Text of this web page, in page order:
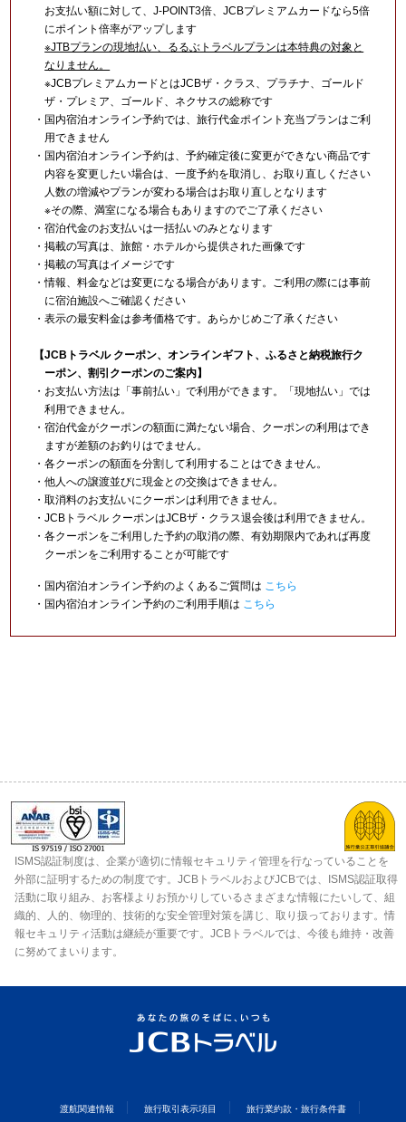
お支払い額に対して、J-POINT3倍、JCBプレミアムカードなら5倍
にポイント倍率がアップします
※JTBプランの現地払い、るるぶトラベルプランは本特典の対象と
なりません。
※JCBプレミアムカードとはJCBザ・クラス、プラチナ、ゴールド
ザ・プレミア、ゴールド、ネクサスの総称です
・国内宿泊オンライン予約では、旅行代金ポイント充当プランはご利
用できません
・国内宿泊オンライン予約は、予約確定後に変更ができない商品です
内容を変更したい場合は、一度予約を取消し、お取り直しください
人数の増減やプランが変わる場合はお取り直しとなります
※その際、満室になる場合もありますのでご了承ください
・宿泊代金のお支払いは一括払いのみとなります
・掲載の写真は、旅館・ホテルから提供された画像です
・掲載の写真はイメージです
・情報、料金などは変更になる場合があります。ご利用の際には事前
に宿泊施設へご確認ください
・表示の最安料金は参考価格です。あらかじめご了承ください
【JCBトラベル クーポン、オンラインギフト、ふるさと納税旅行ク
ーポン、割引クーポンのご案内】
・お支払い方法は「事前払い」で利用ができます。「現地払い」では
利用できません。
・宿泊代金がクーポンの額面に満たない場合、クーポンの利用はでき
ますが差額のお釣りはでません。
・各クーポンの額面を分割して利用することはできません。
・他人への譲渡並びに現金との交換はできません。
・取消料のお支払いにクーポンは利用できません。
・JCBトラベル クーポンはJCBザ・クラス退会後は利用できません。
・各クーポンをご利用した予約の取消の際、有効期限内であれば再度
クーポンをご利用することが可能です
・国内宿泊オンライン予約のよくあるご質問は こちら
・国内宿泊オンライン予約のご利用手順は こちら
ISMS認証制度は、企業が適切に情報セキュリティ管理を行なっていることを
外部に証明するための制度です。JCBトラベルおよびJCBでは、ISMS認証取得
活動に取り組み、お客様よりお預かりしているさまざまな情報にたいして、組
織的、人的、物理的、技術的な安全管理対策を講じ、取り扱っております。情
報セキュリティ活動は継続が重要です。JCBトラベルでは、今後も維持・改善
に努めてまいります。
渡航関連情報 旅行取引表示項目 旅行業約款・旅行条件書